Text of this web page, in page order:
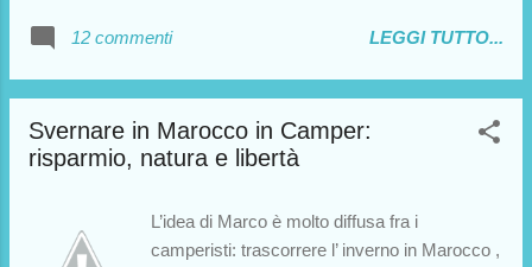
critiche o apprezzamenti riguardo i concetti
da lui espressi, per quanto mi riguarda, non
spirito di adattamento. Buona lettura.
12 commenti LEGGI TUTTO...
Svernare in Marocco in Camper:
risparmio, natura e libertà
L’idea di Marco è molto diffusa fra i
camperisti: trascorrere l’ inverno in Marocco ,